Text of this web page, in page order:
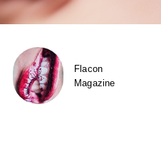
Flacon
Magazine